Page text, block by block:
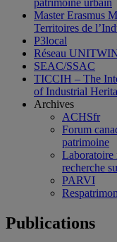
patrimoine urbain
Master Erasmus
Territoires de
P3local
Réseau
SEAC/SSAC
TICCIH – The
of Industrial
Archives
ACHSfr
Forum
patrimoine
Laboratoire
recherche
PARVI
Publications